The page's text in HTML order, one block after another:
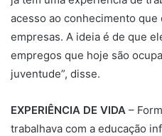
acesso ao conhecimento que
empresas. A ideia é de que
empregos que hoje são
juventude”, disse.
EXPERIÊNCIA DE VIDA –
trabalhava com a educação